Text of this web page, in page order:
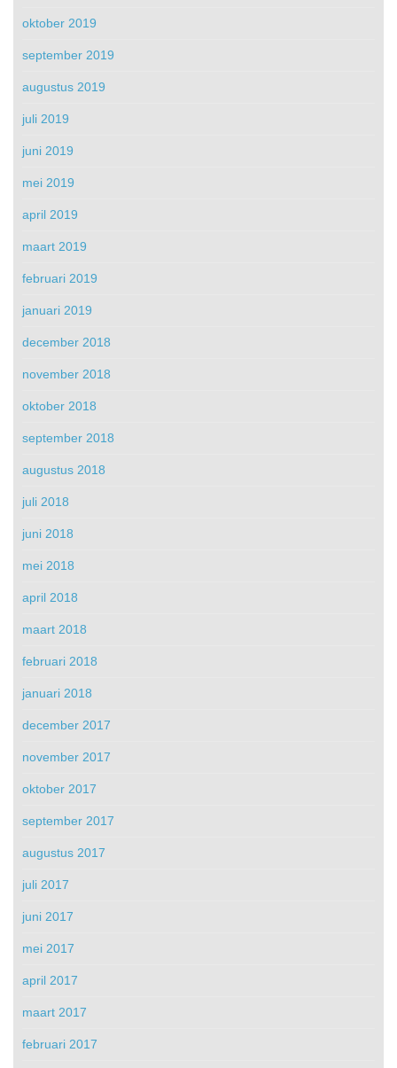
oktober 2019
september 2019
augustus 2019
juli 2019
juni 2019
mei 2019
april 2019
maart 2019
februari 2019
januari 2019
december 2018
november 2018
oktober 2018
september 2018
augustus 2018
juli 2018
juni 2018
mei 2018
april 2018
maart 2018
februari 2018
januari 2018
december 2017
november 2017
oktober 2017
september 2017
augustus 2017
juli 2017
juni 2017
mei 2017
april 2017
maart 2017
februari 2017